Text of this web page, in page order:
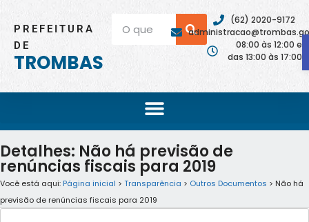
PREFEITURA
DE
TROMBAS
(62) 2020-9172
08:00 às 12:00 e
das 13:00 às 17:00
Detalhes: Não há previsão de
renúncias fiscais para 2019
Você está aqui: Página inicial > Transparência > Outros Documentos > Não há
previsão de renúncias fiscais para 2019